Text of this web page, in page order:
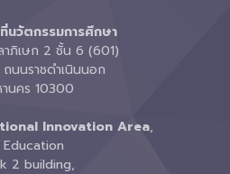
นวัตกรรมการศึกษา
ภิเษก 2 ชั้น 6 (601)
นนราชดำเนินนอก
นคร 10300
Innovation Area,
2 building,